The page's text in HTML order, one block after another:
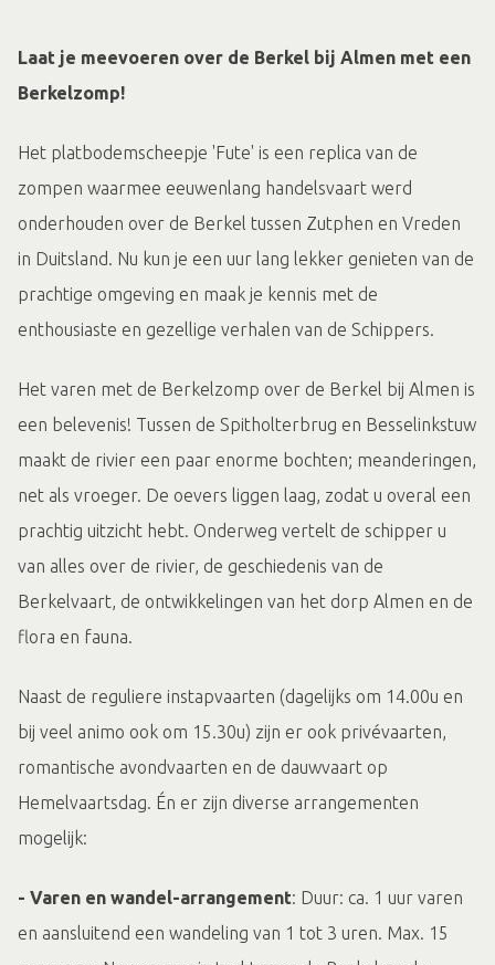
Laat je meevoeren over de Berkel bij Almen met een
Berkelzomp!
Het platbodemscheepje 'Fute' is een replica van de
zompen waarmee eeuwenlang handelsvaart werd
onderhouden over de Berkel tussen Zutphen en Vreden
in Duitsland. Nu kun je een uur lang lekker genieten van de
prachtige omgeving en maak je kennis met de
enthousiaste en gezellige verhalen van de Schippers.
Het varen met de Berkelzomp over de Berkel bij Almen is
een belevenis! Tussen de Spitholterbrug en Besselinkstuw
maakt de rivier een paar enorme bochten; meanderingen,
net als vroeger. De oevers liggen laag, zodat u overal een
prachtig uitzicht hebt. Onderweg vertelt de schipper u
van alles over de rivier, de geschiedenis van de
Berkelvaart, de ontwikkelingen van het dorp Almen en de
flora en fauna.
Naast de reguliere instapvaarten (dagelijks om 14.00u en
bij veel animo ook om 15.30u) zijn er ook privévaarten,
romantische avondvaarten en de dauwvaart op
Hemelvaartsdag. Én er zijn diverse arrangementen
mogelijk:
- Varen en wandel-arrangement: Duur: ca. 1 uur varen
en aansluitend een wandeling van 1 tot 3 uren. Max. 15